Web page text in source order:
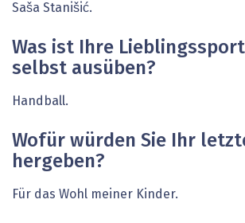
Saša Stanišić.
Was ist Ihre
selbst ausüben?
Handball.
Wofür würden Sie Ihr
hergeben?
Für das Wohl meiner Kinder.